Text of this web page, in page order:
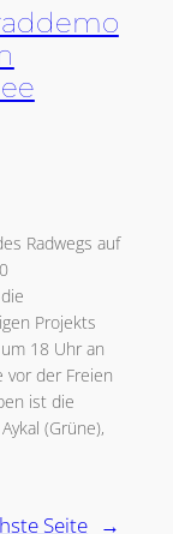
Radwegs auf
Projekts
18 Uhr an
vor der Freien
ist die
(Grüne),
Seite →